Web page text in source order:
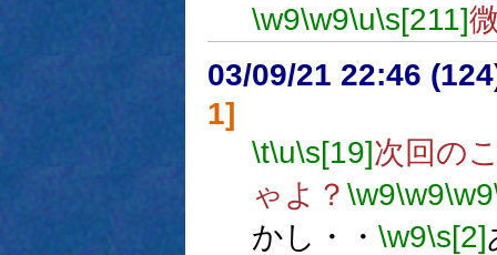
\w9\w9\u\s[211]
03/09/21 22:46
1]
\t\u\s[19]次回の
ゃよ？ \w9\w9\w9
かし・・ \w9\s[2]